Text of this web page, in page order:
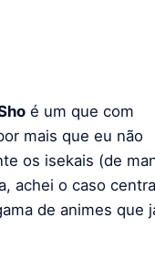
é um que com
mais que eu não
os isekais (de
achei o caso
de animes que